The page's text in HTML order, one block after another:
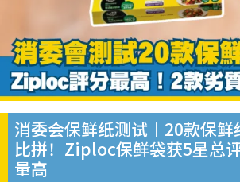
消委会保鲜纸测试︱20款保鲜
比拼！Ziploc保鲜袋获5星总
量高